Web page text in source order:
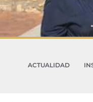
ACTUALIDAD